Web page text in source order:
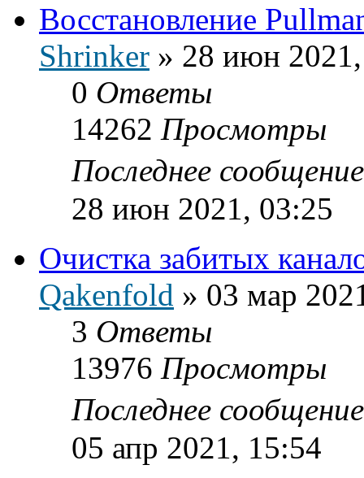
Восстановление
Shrinker » 28 июн
0 Ответы
14262 Просмотры
Последнее
28 июн 2021, 03:25
Очистка забитых
Qakenfold » 03 мар
3 Ответы
13976 Просмотры
Последнее
05 апр 2021, 15:54